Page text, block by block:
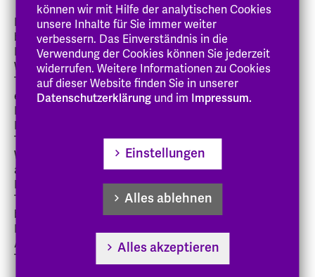
Im Rahmen der Ringvorlesung am 26. Juni 2025
berichtete Herr Wolfram Cuntz, Einrichtungsleiter des
Eigenbetriebs Darmstädter Werkstätten und
Wohneinrichtungen, über aktuelle Aspekte der sozialen
Teilhabe und der Teilhabe an Arbeit von
eingliederungshilfeberechtigten Darmstädter
Bürger:innen. In der Kurt-Jahn-Anlage unterstützt der
Eigenbetrieb insgesamt 63 Menschen mit wesentlichen
Teilhabebeeinträchtigungen in zehn
Wohngemeinschaften. In eigenen oder selbst
angemieteten Wohnungen leben insgesamt 25
Personen und nutzen Leistungen der aufsuchenden
Teilhabeassistenz. Die Werkstätten des Eigenbetriebs
bieten 250 Arbeitsplätze in einer Werkstatt für
Menschen mit Behinderung (WfBM) an. Zudem gibt es
Angebote der beruflichen Bildung und eine
Tagesförderstätte.
können wir mit Hilfe der analytischen Cookies
unsere Inhalte für Sie immer weiter
verbessern. Das Einverständnis in die
Verwendung der Cookies können Sie jederzeit
widerrufen. Weitere Informationen zu Cookies
auf dieser Website finden Sie in unserer
Datenschutzerklärung und im Impressum.
Einstellungen
Alles ablehnen
Alles akzeptieren